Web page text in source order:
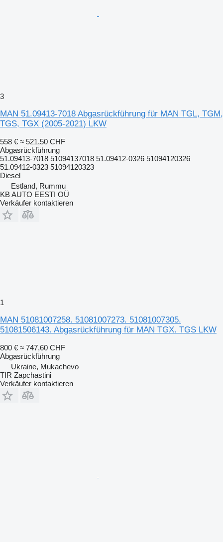
3
MAN 51.09413-7018 Abgasrückführung für MAN TGL, TGM,
TGS, TGX (2005-2021) LKW
558 € ≈ 521,50 CHF
Abgasrückführung
51.09413-7018 51094137018 51.09412-0326 51094120326
51.09412-0323 51094120323
Diesel
Estland, Rummu
KB AUTO EESTI OÜ
Verkäufer kontaktieren
1
MAN 51081007258. 51081007273. 51081007305.
51081506143. Abgasrückführung für MAN TGX. TGS LKW
800 € ≈ 747,60 CHF
Abgasrückführung
Ukraine, Mukachevo
TIR Zapchastini
Verkäufer kontaktieren